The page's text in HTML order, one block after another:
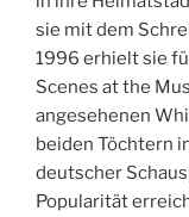
sie mit dem
1996 erhielt sie
Scenes at the
angesehenen
beiden Töchtern
deutscher
Popularität